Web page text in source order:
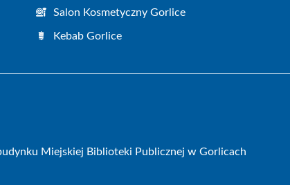
Salon Kosmetyczny Gorlice
Kebab Gorlice
Miejskiej Biblioteki Publicznej w Gorlicach